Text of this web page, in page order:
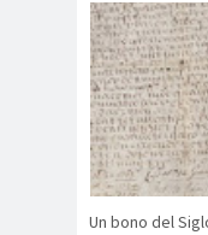
Un bono del